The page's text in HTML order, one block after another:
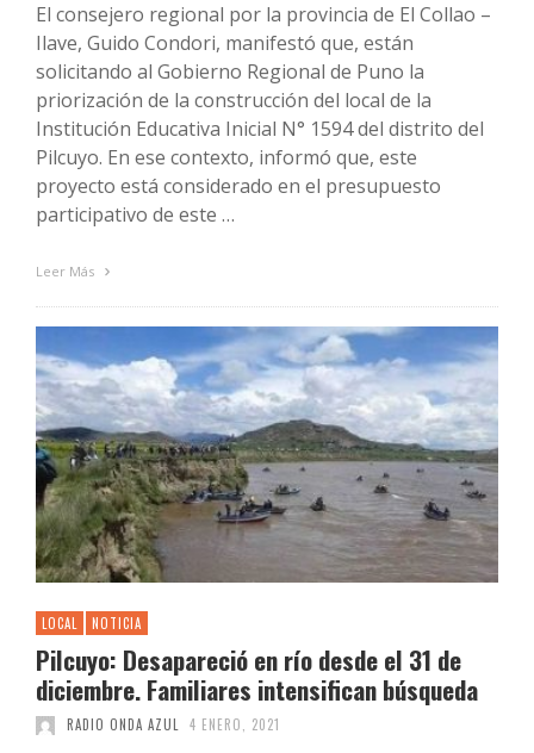
El consejero regional por la provincia de El Collao –
Ilave, Guido Condori, manifestó que, están
solicitando al Gobierno Regional de Puno la
priorización de la construcción del local de la
Institución Educativa Inicial N° 1594 del distrito del
Pilcuyo. En ese contexto, informó que, este
proyecto está considerado en el presupuesto
participativo de este …
Leer Más
LOCAL NOTICIA
Pilcuyo: Desapareció en río desde el 31 de
diciembre. Familiares intensifican búsqueda
RADIO ONDA AZUL 4 ENERO, 2021